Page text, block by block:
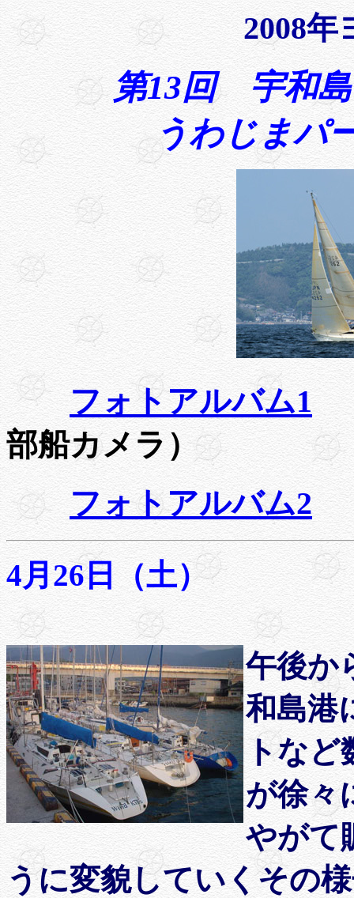
2008年
第13回 宇和
うわじまパ
フォトアルバム1
部船カメラ）
フォトアルバム2
4月26日（土）
午後か
和島港
トなど
が徐々
やがて
うに変貌していくその